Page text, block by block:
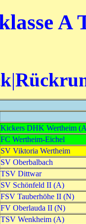
A
|
Kickers DHK Wertheim
FC Wertheim-Eichel
SV Viktoria Wertheim
SV Oberbalbach
TSV Dittwar
SV Schönfeld II (A)
FSV Tauberhöhe II (N)
FV Oberlauda II (N)
TSV Wenkheim (A)